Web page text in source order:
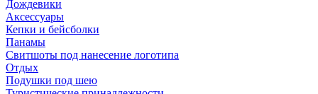
Дождевики
Аксессуары
Кепки и бейсболки
Панамы
Свитшоты под нанесение логотипа
Отдых
Подушки под шею